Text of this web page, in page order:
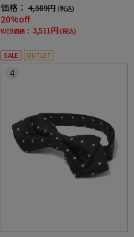
価格： 4,389円 (税込)
20%off
WEB価格： 3,511円 (税込)
SALE OUTLET
4